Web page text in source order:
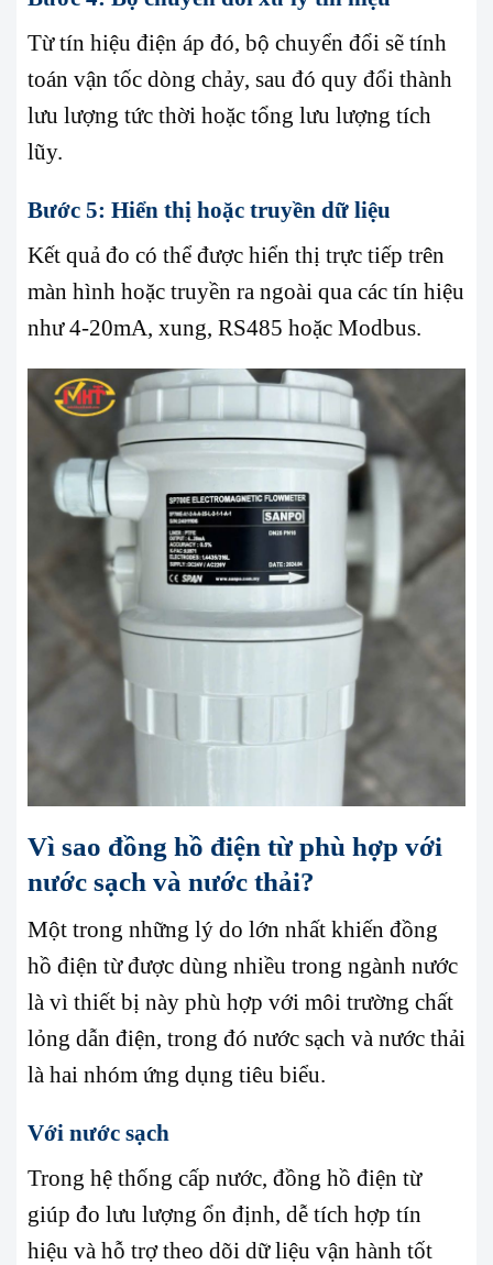
Từ tín hiệu điện áp đó, bộ chuyển đổi sẽ tính
toán vận tốc dòng chảy, sau đó quy đổi thành
lưu lượng tức thời hoặc tổng lưu lượng tích
lũy.
Bước 5: Hiển thị hoặc truyền dữ liệu
Kết quả đo có thể được hiển thị trực tiếp trên
màn hình hoặc truyền ra ngoài qua các tín hiệu
như 4-20mA, xung, RS485 hoặc Modbus.
Vì sao đồng hồ điện từ phù hợp với
nước sạch và nước thải?
Một trong những lý do lớn nhất khiến đồng
hồ điện từ được dùng nhiều trong ngành nước
là vì thiết bị này phù hợp với môi trường chất
lỏng dẫn điện, trong đó nước sạch và nước thải
là hai nhóm ứng dụng tiêu biểu.
Với nước sạch
Trong hệ thống cấp nước, đồng hồ điện từ
giúp đo lưu lượng ổn định, dễ tích hợp tín
hiệu và hỗ trợ theo dõi dữ liệu vận hành tốt